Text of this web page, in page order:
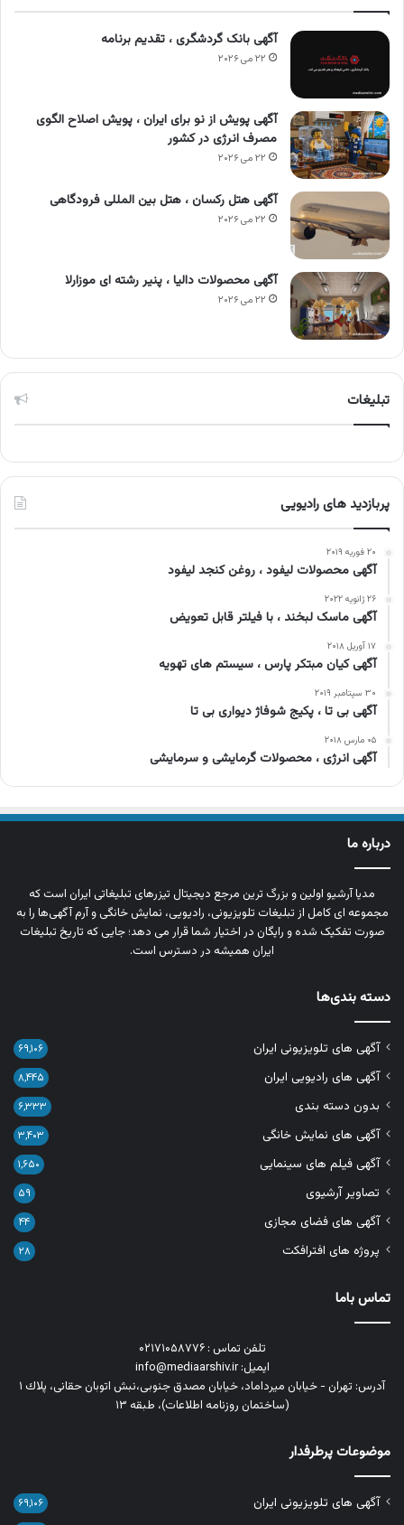
آگهی بانک گردشگری ، تقدیم برنامه
۲۲ می ۲۰۲۶
آگهی پویش از نو برای ایران ، پویش اصلاح الگوی
مصرف انرژی در کشور
۲۲ می ۲۰۲۶
آگهی هتل رکسان ، هتل بین المللی فرودگاهی
۲۲ می ۲۰۲۶
آگهی محصولات دالیا ، پنیر رشته ای موزارلا
۲۲ می ۲۰۲۶
تبلیغات
پربازدید های رادیویی
۲۰ فوریه ۲۰۱۹
آگهی محصولات لیفود ، روغن کنجد لیفود
۲۶ ژانویه ۲۰۲۲
آگهی ماسک لبخند ، با فیلتر قابل تعویض
۱۷ آوریل ۲۰۱۸
آگهی کیان مبتکر پارس ، سیستم های تهویه
۳۰ سپتامبر ۲۰۱۹
آگهی بی تا ، پکیج شوفاژ دیواری بی تا
۰۵ مارس ۲۰۱۸
آگهی انرژی ، محصولات گرمایشی و سرمایشی
درباره ما
مدیا آرشیو اولین و بزرگ‌ ترین مرجع دیجیتال تیزرهای تبلیغاتی ایران است که
مجموعه‌ ای کامل از تبلیغات تلویزیونی، رادیویی، نمایش خانگی و آرم‌ آگهی‌ها را به‌
صورت تفکیک‌ شده و رایگان در اختیار شما قرار می‌ دهد؛ جایی که تاریخ تبلیغات
ایران همیشه در دسترس است.
دسته بندی‌ها
آگهی های تلویزیونی ایران ۶۹,۱۰۶
آگهی های رادیویی ایران ۸,۴۴۵
بدون دسته بندی ۶,۳۳۳
آگهی های نمایش خانگی ۳,۴۰۳
آگهی فیلم های سینمایی ۱,۶۵۰
تصاویر آرشیوی ۵۹
آگهی های فضای مجازی ۴۴
پروژه های افترافکت ۲۸
تماس باما
تلفن تماس : ۰۲۱۷۱۰۵۸۷۷۶
ایمیل: info@mediaarshiv.ir
آدرس: تهران - خیابان میرداماد، خیابان مصدق جنوبی،نبش اتوبان حقانی، پلاك ١
(ساختمان روزنامه اطلاعات)، طبقه ۱۳
موضوعات پرطرفدار
آگهی های تلویزیونی ایران ۶۹,۱۰۶